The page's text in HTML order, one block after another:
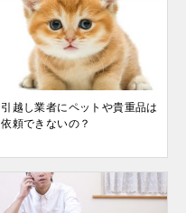
引越し業者にペットや貴重品は
依頼できないの？